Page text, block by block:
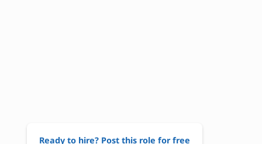
Ready to hire? Post this role for free